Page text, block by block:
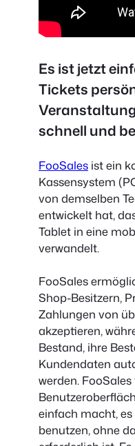
Es ist jetzt
Tickets
schnell und
FooSales ist ein
Kassensystem
von demselben
entwickelt hat,
Tablet in eine
verwandelt.
FooSales
Shop-Besitzern,
Zahlungen von
akzeptieren,
Bestand, ihre
Kundendaten
werden.
einfach macht,
benutzen, ohne